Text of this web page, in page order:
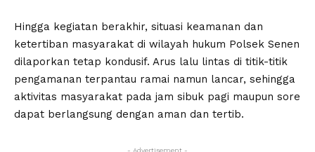
Hingga kegiatan berakhir, situasi keamanan dan
ketertiban masyarakat di wilayah hukum Polsek Senen
dilaporkan tetap kondusif. Arus lalu lintas di titik-titik
pengamanan terpantau ramai namun lancar, sehingga
aktivitas masyarakat pada jam sibuk pagi maupun sore
dapat berlangsung dengan aman dan tertib.
- Advertisement -